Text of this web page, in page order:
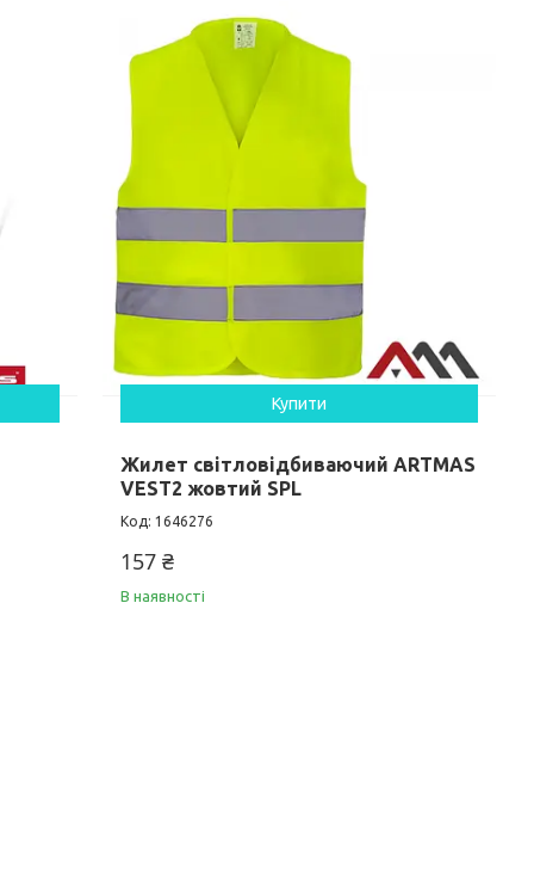
Купити
Жилет світловідбиваючий ARTMAS
VEST2 жовтий SPL
1646276
157 ₴
В наявності